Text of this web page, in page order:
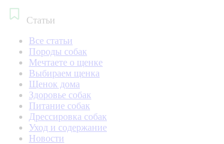
Статьи
Все статьи
Породы собак
Мечтаете о щенке
Выбираем щенка
Щенок дома
Здоровье собак
Питание собак
Дрессировка собак
Уход и содержание
Новости